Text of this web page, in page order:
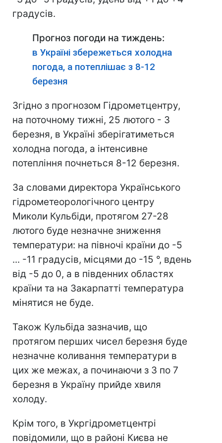
градусів.
Прогноз погоди на тиждень:
в Україні збережеться холодна
погода, а потеплішає з 8-12
березня
Згідно з прогнозом Гідрометцентру,
на поточному тижні, 25 лютого - 3
березня, в Україні зберігатиметься
холодна погода, а інтенсивне
потепління почнеться 8-12 березня.
За словами директора Українського
гідрометеорологічного центру
Миколи Кульбіди, протягом 27-28
лютого буде незначне зниження
температури: на півночі країни до -5
... -11 градусів, місцями до -15 °, вдень
від -5 до 0, а в південних областях
країни та на Закарпатті температура
мінятися не буде.
Також Кульбіда зазначив, що
протягом перших чисел березня буде
незначне коливання температури в
цих же межах, а починаючи з 3 по 7
березня в Україну прийде хвиля
холоду.
Крім того, в Укргідрометцентрі
повідомили, що в районі Києва не